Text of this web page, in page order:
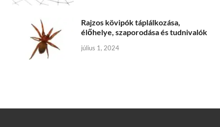
Rajzos kövipók táplálkozása,
élőhelye, szaporodása és tudnivalók
július 1, 2024